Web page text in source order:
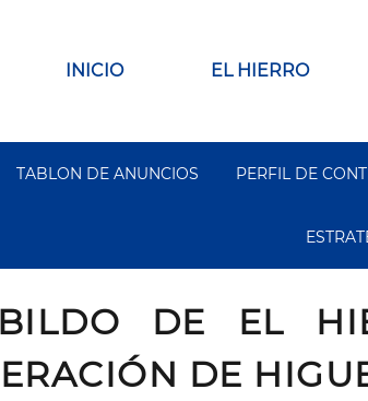
Main
INICIO EL HIERRO
TABLON DE ANUNCIOS PERFIL DE
DE EL
DE